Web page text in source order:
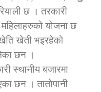
छ । तरकारी
योजना छ
खेती भइरहेको
छन ।
स्थानीय बजारमा
छन । तातोपानी